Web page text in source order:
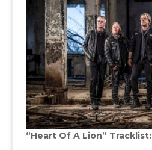
“Heart Of A Lion” Tracklist: